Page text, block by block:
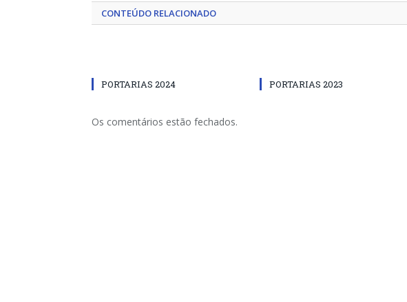
CONTEÚDO RELACIONADO
PORTARIAS 2024 PORTARIAS 2023
Os comentários estão fechados.